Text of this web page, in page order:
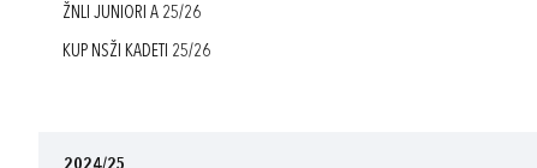
ŽNLI JUNIORI A 25/26
KUP NSŽI KADETI 25/26